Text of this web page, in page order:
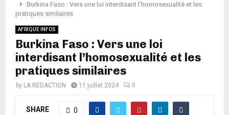
Burkina Faso : Vers une loi interdisant l’homosexualité et les
pratiques similaires
AFRIQUE INFOS
Burkina Faso : Vers une loi
interdisant l’homosexualité et les
pratiques similaires
by LA REDACTION 11 juillet 2024 0
SHARE 0